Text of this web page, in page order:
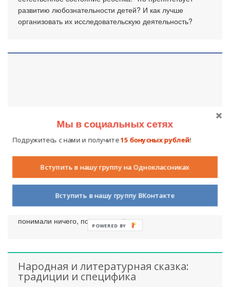
развитию любознательности детей? И как лучше
организовать их исследовательскую деятельность?
Мой дорогой Учитель
14 октября 2009 5363
10
В девятом классе мы пришли к новому для нас учителю
физики Гункевичу Леониду Ивановичу. После первого
урока в нашем дружном классе началась паника, мы не
понимали ничего, полились слёзы...
Народная и литературная сказка:
традиции и специфика
Мы в социальных сетях
Подружитесь с нами и получите15 бонусных рублей!
Вступить в нашу группу на Одноклассниках
Вступить в нашу группу ВКонтакте
POWERED BY